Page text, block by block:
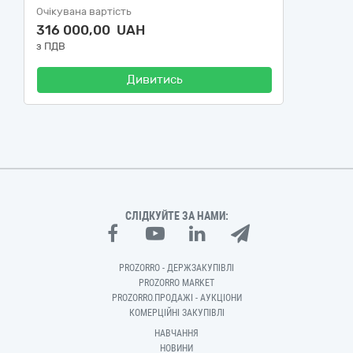
Очікувана вартість
316 000,00 UAH
з ПДВ
Дивитись
СЛІДКУЙТЕ ЗА НАМИ:
PROZORRO - ДЕРЖЗАКУПІВЛІ
PROZORRO MARKET
PROZORRO.ПРОДАЖІ - АУКЦІОНИ
КОМЕРЦІЙНІ ЗАКУПІВЛІ
НАВЧАННЯ
НОВИНИ